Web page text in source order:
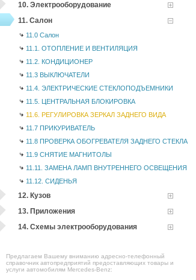
10. Электрооборудование
11. Салон
11.0 Салон
11.1. ОТОПЛЕНИЕ И ВЕНТИЛЯЦИЯ
11.2. КОНДИЦИОНЕР
11.3 ВЫКЛЮЧАТЕЛИ
11.4. ЭЛЕКТРИЧЕСКИЕ СТЕКЛОПОДЪЕМНИКИ
11.5. ЦЕНТРАЛЬНАЯ БЛОКИРОВКА
11.6. РЕГУЛИРОВКА ЗЕРКАЛ ЗАДНЕГО ВИДА
11.7 ПРИКУРИВАТЕЛЬ
11.8 ПРОВЕРКА ОБОГРЕВАТЕЛЯ ЗАДНЕГО СТЕКЛА
11.9 СНЯТИЕ МАГНИТОЛЫ
11.11. ЗАМЕНА ЛАМП ВНУТРЕННЕГО ОСВЕЩЕНИЯ
11.12. СИДЕНЬЯ
12. Кузов
13. Приложения
14. Схемы электрооборудования
Предлагаем Вашему вниманию адресно-телефонный
справочник автопредприятий предоставляющих товары и
услуги автомобилям Mercedes-Benz: